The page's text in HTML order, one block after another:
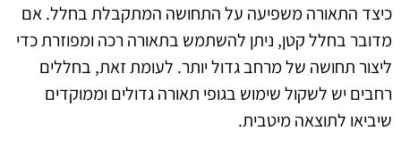
כיצד התאורה משפיעה על התחושה המתקבלת בחלל. אם
מדובר בחלל קטן, ניתן להשתמש בתאורה רכה ומפוזרת כדי
ליצור תחושה של מרחב גדול יותר. לעומת זאת, בחללים
רחבים יש לשקול שימוש בגופי תאורה גדולים וממוקדים
שיביאו לתוצאה מיטבית.